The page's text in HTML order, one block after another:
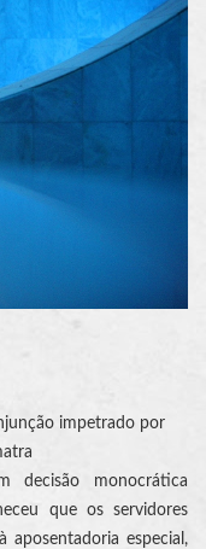
impetrado por
decisão monocrática
que os servidores
especial,